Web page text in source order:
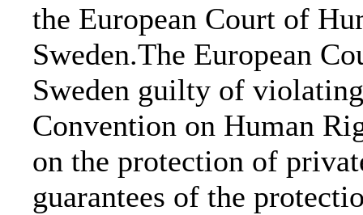
the European Court of
Sweden.The European
Sweden guilty of
Convention on Human
on the protection of
guarantees of the